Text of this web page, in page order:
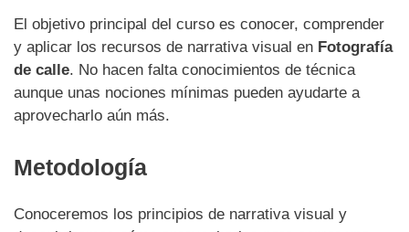
El objetivo principal del curso es conocer, comprender
y aplicar los recursos de narrativa visual en Fotografía
de calle. No hacen falta conocimientos de técnica
aunque unas nociones mínimas pueden ayudarte a
aprovecharlo aún más.
Metodología
Conoceremos los principios de narrativa visual y